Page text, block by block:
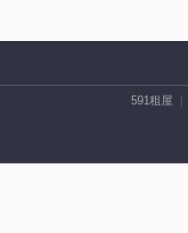
591租屋